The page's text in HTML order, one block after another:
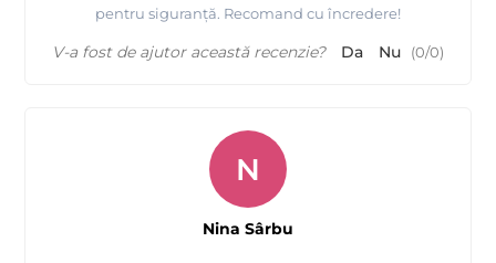
pentru siguranță. Recomand cu încredere!
V-a fost de ajutor această recenzie? Da Nu (0/0)
N
Nina Sârbu